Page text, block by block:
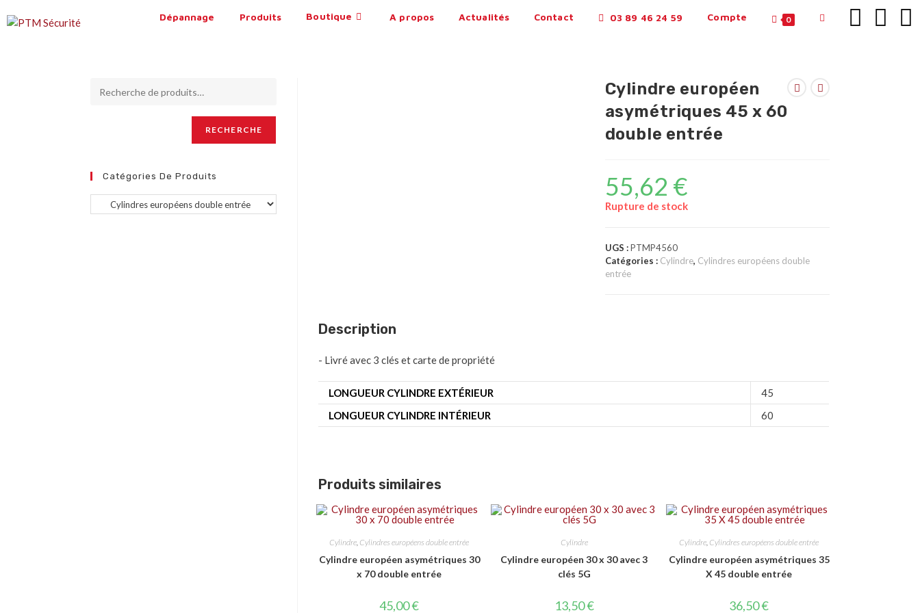
Dépannage Produits Boutique A propos Actualités Contact 03 89 46 24 59 Compte 0
Cylindre européen
asymétriques 45 x 60
double entrée
55,62 €
Rupture de stock
UGS :PTMP4560
Catégories : Cylindre, Cylindres européens double
entrée
Description
- Livré avec 3 clés et carte de propriété
LONGUEUR CYLINDRE EXTÉRIEUR
45
LONGUEUR CYLINDRE INTÉRIEUR
60
Produits similaires
Cylindre, Cylindres européens double entrée
Cylindre européen asymétriques 30
x 70 double entrée
45,00€
Cylindre
Cylindre européen 30 x 30 avec 3
clés 5G
13,50€
Cylindre, Cylindres européens double entrée
Cylindre européen asymétriques 35
X 45 double entrée
36,50€
RECHERCHE
Catégories De Produits